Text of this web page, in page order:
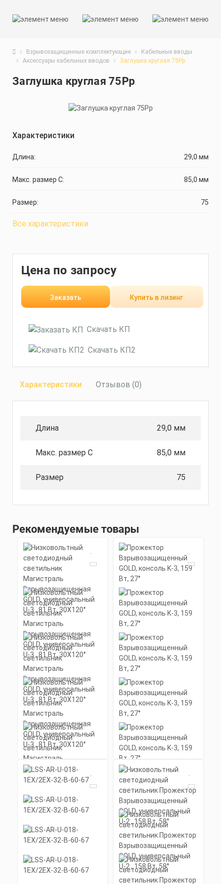
Взрывозащищенные комплектующие
Кабельные вводы
Аксесcуары кабельных вводов
Заглушка круглая 75Рр
Заглушка круглая 75Рр
Характеристики
Длина: 29,0 мм
Макс. размер C: 85,0 мм
Размер: 75
Все характеристики
Цена по запросу
Заказать Купить в лизинг
Скачать КП
Скачать КП2
Характеристики Отзывов (0)
Длина 29,0 мм
Макс. размер C 85,0 мм
Размер 75
Рекомендуемые товары
Прожектор
Взрывозащищенный
GOLD, консоль K-3, 159
Вт, 27°
Мощность: 159 Вт
Коэффициент мощности не менее:
Материал корпуса: